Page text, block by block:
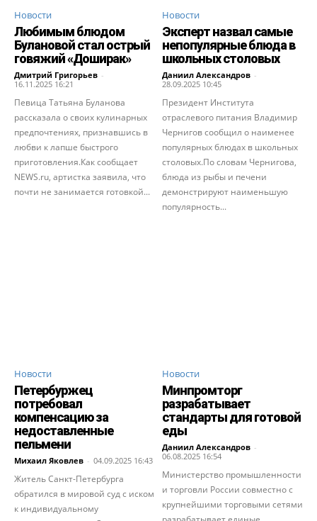
Новости
Любимым блюдом
Булановой стал острый
говяжий «Доширак»
Дмитрий Григорьев -
16.11.2025 16:21
Певица Татьяна Буланова
рассказала о своих кулинарных
предпочтениях, признавшись в
любви к лапше быстрого
приготовления.Как сообщает
NEWS.ru, артистка заявила, что
почти не занимается готовкой...
Новости
Эксперт назвал самые
непопулярные блюда в
школьных столовых
Даниил Александров -
28.09.2025 10:45
Президент Института
отраслевого питания Владимир
Чернигов сообщил о наименее
популярных блюдах в школьных
столовых.По словам Чернигова,
блюда из рыбы и печени
демонстрируют наименьшую
популярность...
Новости
Петербуржец
потребовал
компенсацию за
недоставленные
пельмени
Михаил Яковлев - 04.09.2025 16:43
Житель Санкт-Петербурга
обратился в мировой суд с иском
к индивидуальному
Новости
Минпромторг
разрабатывает
стандарты для готовой
еды
Даниил Александров -
06.08.2025 16:54
Министерство промышленности
и торговли России совместно с
крупнейшими торговыми сетями